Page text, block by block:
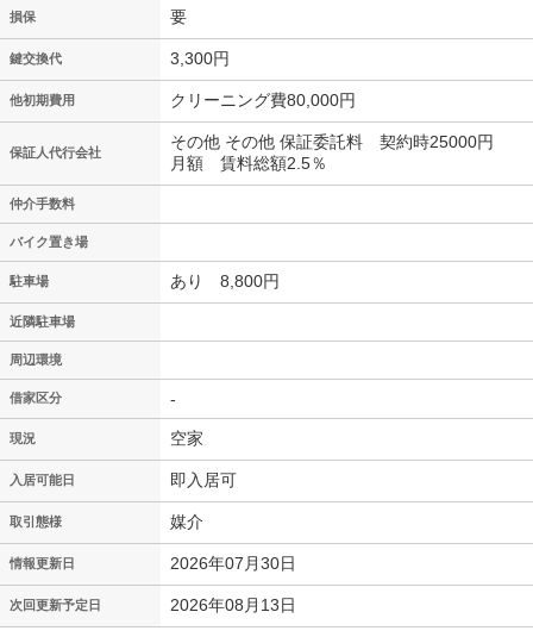
損保 要
鍵交換代 3,300円
他初期費用 クリーニング費80,000円
保証人代行会社
その他 その他 保証委託料 契約時25000円
月額 賃料総額2.5％
仲介手数料
バイク置き場
駐車場 あり 8,800円
近隣駐車場
周辺環境
借家区分 -
現況 空家
入居可能日 即入居可
取引態様 媒介
情報更新日 2026年07月30日
次回更新予定日 2026年08月13日